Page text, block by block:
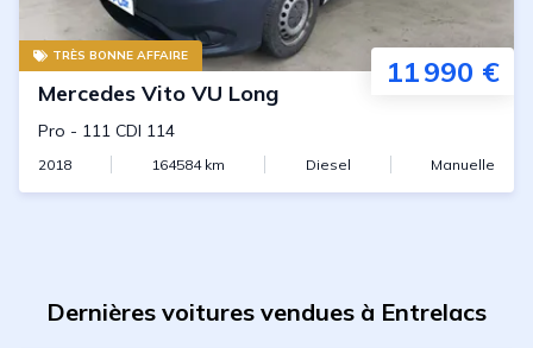
TRÈS BONNE AFFAIRE 11 990 €
Mercedes Vito VU Long
Pro - 111 CDI 114
2018 164584km Diesel Manuelle
Dernières voitures vendues à Entrelacs